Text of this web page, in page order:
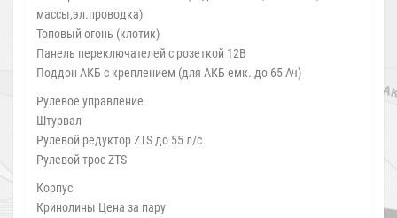
массы,эл.проводка)
Топовый огонь (клотик)
Панель переключателей с розеткой 12В
Поддон АКБ с креплением (для АКБ емк. до 65 Ач)
Рулевое управление
Штурвал
Рулевой редуктор ZTS до 55 л/с
Рулевой трос ZTS
Корпус
Кринолины Цена за пару